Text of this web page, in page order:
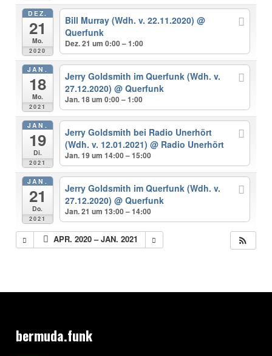
DEZ.
21
Mo.
2020
Bill Murray (Wdh. v. 22.11.2020) @
Querfunk
Dez. 21 um 0:00 – 1:00
JAN.
18
Mo.
2021
Jerry Goldsmith im Querfunk (Wdh. v.
27.12.2020) @ Querfunk
Jan. 18 um 0:00 – 1:00
JAN.
19
Di.
2021
Jerry Goldsmith bei Radio Unerhört
(Wdh. v. 12.01.2021) @ Radio Unerhört
Jan. 19 um 14:00 – 15:00
JAN.
21
Do.
2021
Jerry Goldsmith im Querfunk (Wdh. v.
27.12.2020) @ Querfunk
Jan. 21 um 13:00 – 14:00
APR. 2020 – JAN. 2021
bermuda.funk